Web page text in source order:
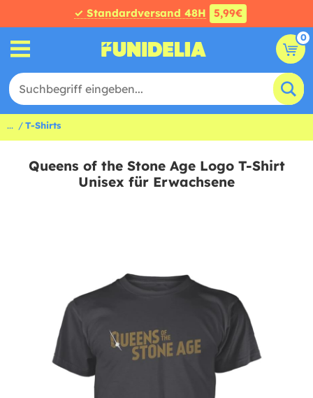
✓ Standardversand 48H 5,99€
0
... T-Shirts
Queens of the Stone Age Logo T-Shirt
Unisex für Erwachsene